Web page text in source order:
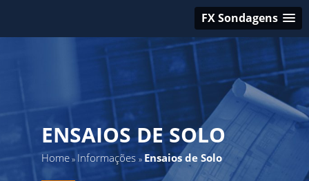
FX Sondagens
ENSAIOS DE SOLO
Home» Informações » Ensaios de Solo